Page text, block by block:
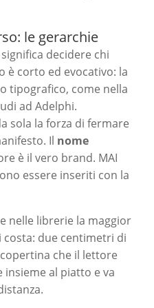
le gerarchie
decidere chi
è corto ed evocativo: la
tipografico, come nella
ad Adelphi.
sola la forza di fermare
Il nome
è il vero brand. MAI
essere inseriti con la
nelle librerie la maggior
due centimetri di
che il lettore
al piatto e va